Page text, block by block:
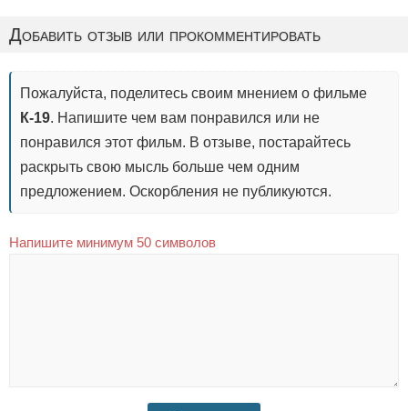
Добавить отзыв или прокомментировать
Пожалуйста, поделитесь своим мнением о фильме
К-19. Напишите чем вам понравился или не
понравился этот фильм. В отзыве, постарайтесь
раскрыть свою мысль больше чем одним
предложением. Оскорбления не публикуются.
Напишите минимум 50 символов